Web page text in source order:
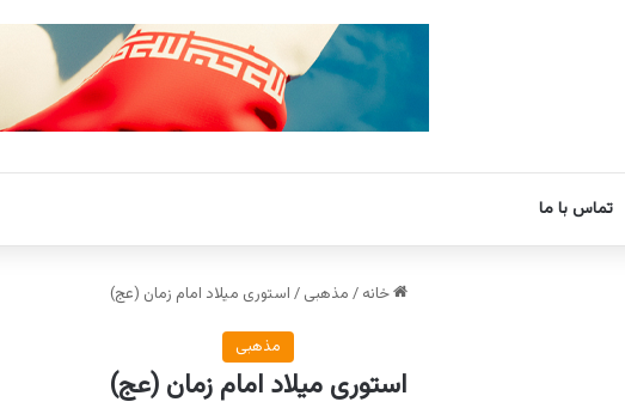
تماس با ما
خانه / مذهبی / استوری میلاد امام زمان (عج)
مذهبی
استوری میلاد امام زمان (عج)